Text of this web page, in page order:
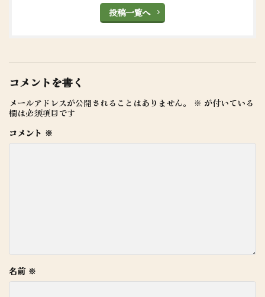
投稿一覧へ
コメントを書く
メールアドレスが公開されることはありません。 ※ が付いている
欄は必須項目です
コメント ※
名前 ※